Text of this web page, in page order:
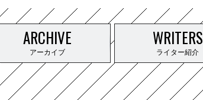
アーカイブ
ARCHIVE
ライター紹介
WRITERS